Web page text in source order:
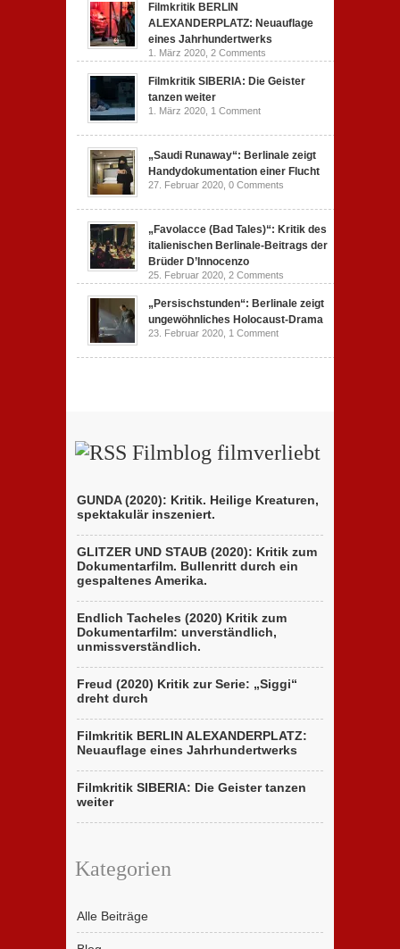
Filmkritik BERLIN
ALEXANDERPLATZ: Neuauflage
eines Jahrhundertwerks
1. März 2020, 2 Comments
Filmkritik SIBERIA: Die Geister
tanzen weiter
1. März 2020, 1 Comment
„Saudi Runaway“: Berlinale zeigt
Handydokumentation einer Flucht
27. Februar 2020, 0 Comments
„Favolacce (Bad Tales)“: Kritik des
italienischen Berlinale-Beitrags der
Brüder D’Innocenzo
25. Februar 2020, 2 Comments
„Persischstunden“: Berlinale zeigt
ungewöhnliches Holocaust-Drama
23. Februar 2020, 1 Comment
Filmblog filmverliebt
GUNDA (2020): Kritik. Heilige Kreaturen,
spektakulär inszeniert.
GLITZER UND STAUB (2020): Kritik zum
Dokumentarfilm. Bullenritt durch ein
gespaltenes Amerika.
Endlich Tacheles (2020) Kritik zum
Dokumentarfilm: unverständlich,
unmissverständlich.
Freud (2020) Kritik zur Serie: „Siggi“
dreht durch
Filmkritik BERLIN ALEXANDERPLATZ:
Neuauflage eines Jahrhundertwerks
Filmkritik SIBERIA: Die Geister tanzen
weiter
Kategorien
Alle Beiträge